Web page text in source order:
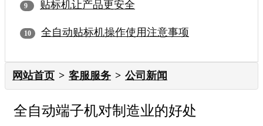
贴标机让产品更安全
全自动贴标机操作使用注意事项
网站首页 客服服务 公司新闻
全自动端子机对制造业的好处